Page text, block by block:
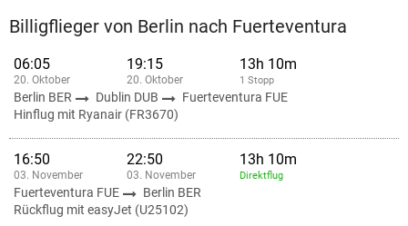
Billigflieger von Berlin nach Fuerteventura
06:05
20. Oktober
19:15
20. Oktober
13h 10m
1 Stopp
Berlin BER Dublin DUB
Fuerteventura FUE
Hinflug mit Ryanair (FR3670)
16:50
03. November
22:50
03. November
13h 10m
Direktflug
Fuerteventura FUE
Berlin BER
Rückflug mit easyJet (U25102)